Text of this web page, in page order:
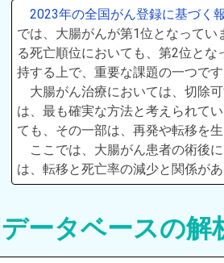
2023年の全国がん登録に基づく
では、大腸がんが第1位となって
る死亡順位においても、第2位と
持する上で、重要な課題の一つです
大腸がん治療においては、切除
は、最も確実な方法と考えられて
ても、その一部は、再発や転移を生
ここでは、大腸がん患者の術後
は、転移と死亡率の減少と関係が
ータベースの解